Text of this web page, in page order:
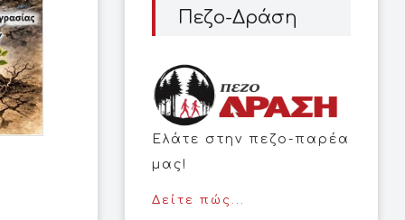
Πεζο-Δράση
Ελάτε στην πεζο-παρέα
μας!
Δείτε πώς...